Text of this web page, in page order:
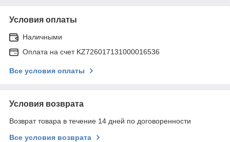
Условия оплаты
Наличными
Оплата на счет KZ726017131000016536
Все условия оплаты
Условия возврата
Возврат товара в течение 14 дней по договоренности
Все условия возврата